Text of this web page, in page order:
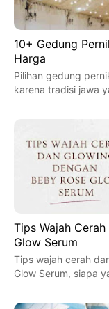
10+ Gedung
Harga
Pilihan gedung
karena tradisi jawa
Tips Wajah
Glow Serum
Tips wajah cerah
Glow Serum, siapa